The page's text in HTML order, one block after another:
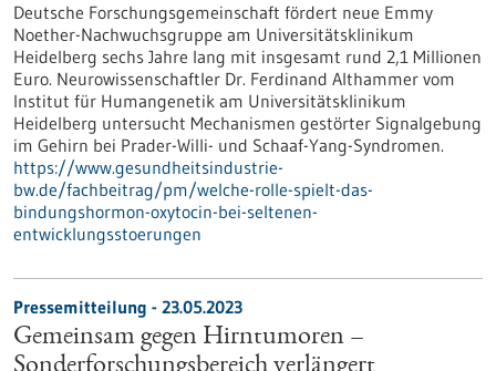
Deutsche Forschungsgemeinschaft fördert neue Emmy
Noether-Nachwuchsgruppe am Universitätsklinikum
Heidelberg sechs Jahre lang mit insgesamt rund 2,1 Millionen
Euro. Neurowissenschaftler Dr. Ferdinand Althammer vom
Institut für Humangenetik am Universitätsklinikum
Heidelberg untersucht Mechanismen gestörter Signalgebung
im Gehirn bei Prader-Willi- und Schaaf-Yang-Syndromen.
https://www.gesundheitsindustrie-
bw.de/fachbeitrag/pm/welche-rolle-spielt-das-
bindungshormon-oxytocin-bei-seltenen-
entwicklungsstoerungen
Pressemitteilung - 23.05.2023
Gemeinsam gegen Hirntumoren –